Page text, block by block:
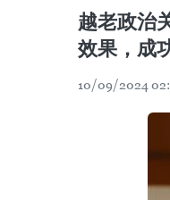
越老政治
效果，成
10/09/2024